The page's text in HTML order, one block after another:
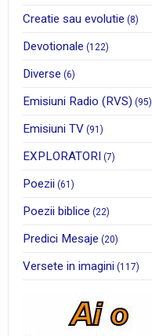
Creatie sau evolutie (8)
Devotionale (122)
Diverse (6)
Emisiuni Radio (RVS) (95)
Emisiuni TV (91)
EXPLORATORI (7)
Poezii (61)
Poezii biblice (22)
Predici Mesaje (20)
Versete in imagini (117)